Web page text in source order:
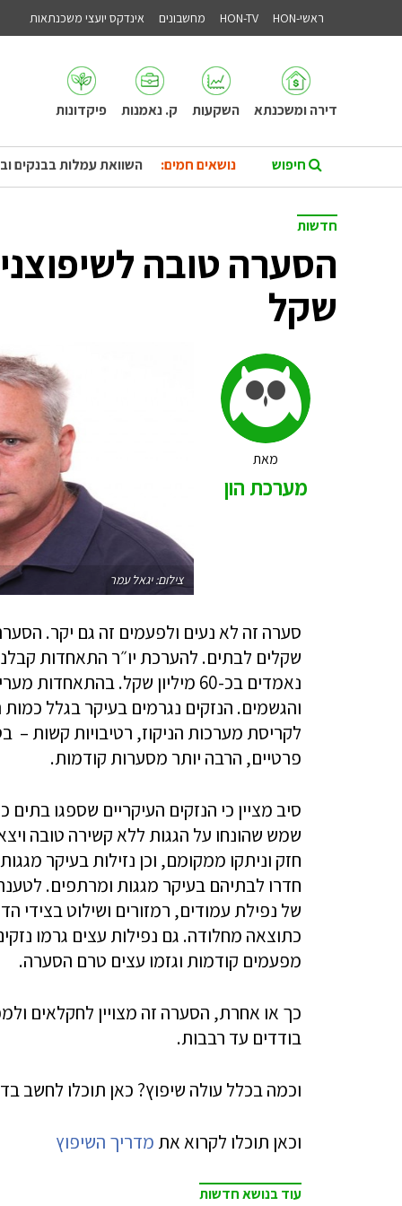
ראשי-HON HON-TV מחשבונים אינדקס יועצי משכנתאות
דירה ומשכנתא השקעות ק. נאמנות פיקדונות
נושאים חמים: השוואת עמלות בבנקים
חדשות
שקל
מאת
מערכת הון
צילום: יגאל עמר
סערה זה לא נעים ולפעמים זה גם יקר.
שקלים לבתים. להערכת יו״ר התאחדות
והגשמים. הנזקים נגרמים בעיקר בגלל
לקריסת מערכות הניקוז, רטיבויות קשות
פרטיים, הרבה יותר מסערות קודמות.
סיב מציין כי הנזקים העיקריים שספגו
שמש שהונחו על הגגות ללא קשירה טובה
חזק וניתקו ממקומם, וכן נזילות בעיקר
חדרו לבתיהם בעיקר מגגות ומרתפים.
של נפילת עמודים, רמזורים ושילוט
כתוצאה מחלודה. גם נפילות עצים גרמו
מפעמים קודמות וגזמו עצים טרם הסערה.
כך או אחרת, הסערה זה מצויין לחקלאים
בודדים עד רבבות.
וכמה בכלל עולה שיפוץ? כאן תוכלו לחשב
וכאן תוכלו לקרוא אתמדריך השיפוץ
עוד בנושא חדשות